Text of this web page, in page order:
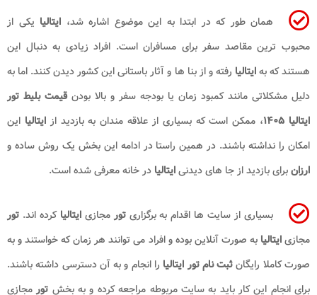
همان طور که در ابتدا به این موضوع اشاره شد، ایتالیا یکی از
محبوب ترین مقاصد سفر برای مسافران است. افراد زیادی به دنبال این
هستند که بهایتالیا رفته و از بنا ها و آثار باستانی این کشور دیدن کنند. اما به
دلیل مشکلاتی مانند کمبود زمان یا بودجه سفر و بالا بودنقیمت بلیط تور
ایتالیا ۱۴۰۵، ممکن است که بسیاری از علاقه مندان به بازدید ازایتالیا این
امکان را نداشته باشند. در همین راستا در ادامه این بخش یک روش ساده و
ارزانبرای بازدید از جا های دیدنیایتالیا در خانه معرفی شده است.
بسیاری از سایت ها اقدام به برگزاریتورمجازیایتالیاکرده اند. تور
مجازیایتالیابه صورت آنلاین بوده و افراد می توانند هر زمان که خواستند و به
صورت کاملا رایگانثبت نام تور ایتالیا را انجام و به آن دسترسی داشته باشند.
برای انجام این کار باید به سایت مربوطه مراجعه کرده و به بخش تورمجازی